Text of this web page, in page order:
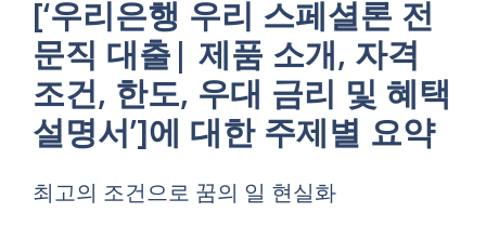
[‘우리은행 우리 스페셜론 전
문직 대출| 제품 소개, 자격
조건, 한도, 우대 금리 및 혜택
설명서’]에 대한 주제별 요약
최고의 조건으로 꿈의 일 현실화